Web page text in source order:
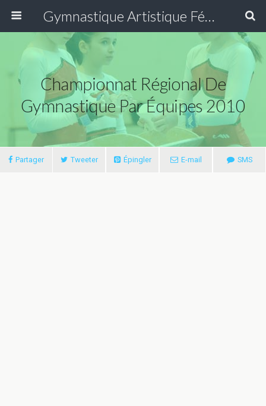
Gymnastique Artistique Féminine
Championnat Régional De
Gymnastique Par Équipes 2010
Partager Tweeter Épingler E-mail SMS